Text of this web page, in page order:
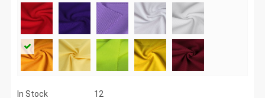
In Stock 12